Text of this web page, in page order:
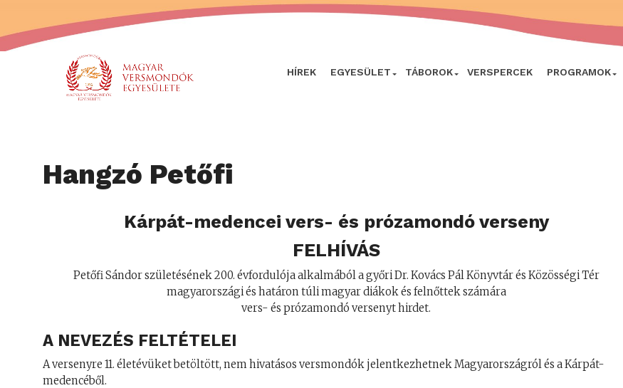
HÍREK EGYESÜLET TÁBOROK VERSPERCEK PROGRAMOK
Hangzó Petőfi
Kárpát-medencei vers- és prózamondó verseny
FELHÍVÁS
Petőfi Sándor születésének 200. évfordulója alkalmából a győri Dr. Kovács Pál Könyvtár és Közösségi Tér
magyarországi és határon túli magyar diákok és felnőttek számára
vers- és prózamondó versenyt hirdet.
A NEVEZÉS FELTÉTELEI
A versenyre 11. életévüket betöltött, nem hivatásos versmondók jelentkezhetnek Magyarországról és a Kárpát-
medencéből.